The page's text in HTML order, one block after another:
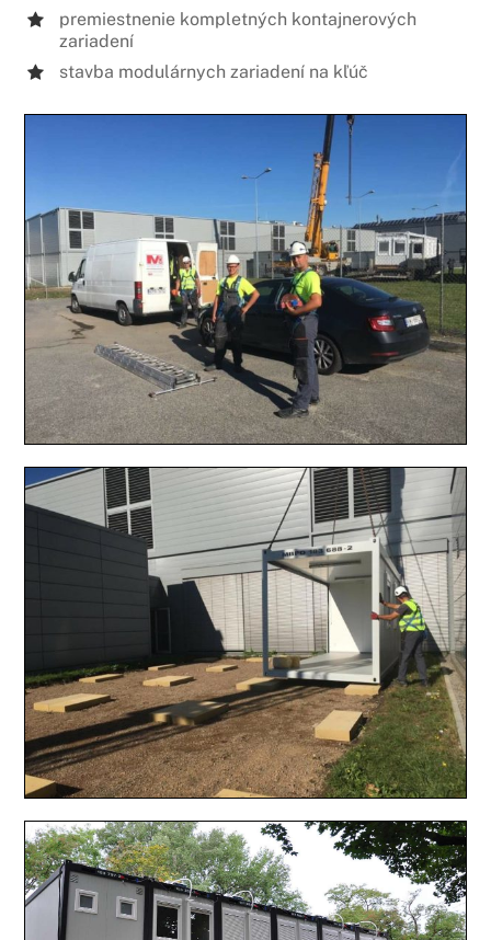
premiestnenie kompletných kontajnerových
zariadení
stavba modulárnych zariadení na kľúč